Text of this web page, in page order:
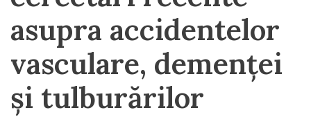
asupra accidentelor
vasculare, demenței
și tulburărilor